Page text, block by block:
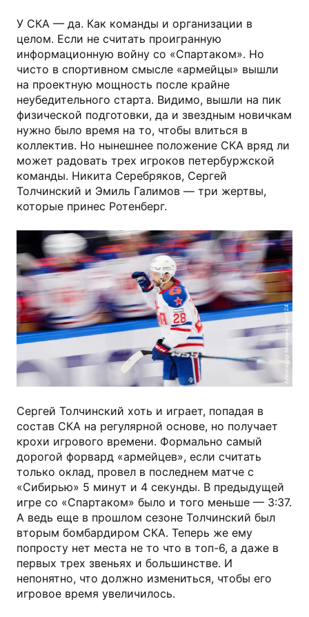
У СКА — да. Как команды и организации в
целом. Если не считать проигранную
информационную войну со «Спартаком». Но
чисто в спортивном смысле «армейцы» вышли
на проектную мощность после крайне
неубедительного старта. Видимо, вышли на пик
физической подготовки, да и звездным новичкам
нужно было время на то, чтобы влиться в
коллектив. Но нынешнее положение СКА вряд ли
может радовать трех игроков петербуржской
команды. Никита Серебряков, Сергей
Толчинский и Эмиль Галимов — три жертвы,
которые принес Ротенберг.
Александр Мысякин, Sport24
Сергей Толчинский хоть и играет, попадая в
состав СКА на регулярной основе, но получает
крохи игрового времени. Формально самый
дорогой форвард «армейцев», если считать
только оклад, провел в последнем матче с
«Сибирью» 5 минут и 4 секунды. В предыдущей
игре со «Спартаком» было и того меньше — 3:37.
А ведь еще в прошлом сезоне Толчинский был
вторым бомбардиром СКА. Теперь же ему
попросту нет места не то что в топ-6, а даже в
первых трех звеньях и большинстве. И
непонятно, что должно измениться, чтобы его
игровое время увеличилось.